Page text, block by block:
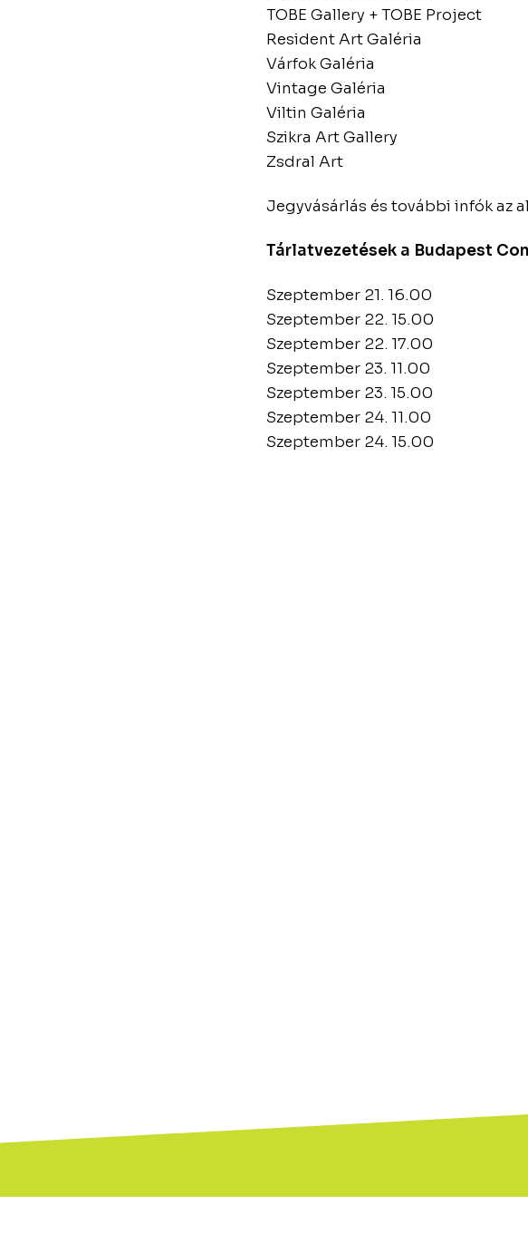
TOBE Gallery + TOBE Project
Resident Art Galéria
Várfok Galéria
Vintage Galéria
Viltin Galéria
Szikra Art Gallery
Zsdral Art
Jegyvásárlás és további infók az
Tárlatvezetések a Budapest
Szeptember 21. 16.00
Szeptember 22. 15.00
Szeptember 22. 17.00
Szeptember 23. 11.00
Szeptember 23. 15.00
Szeptember 24. 11.00
Szeptember 24. 15.00